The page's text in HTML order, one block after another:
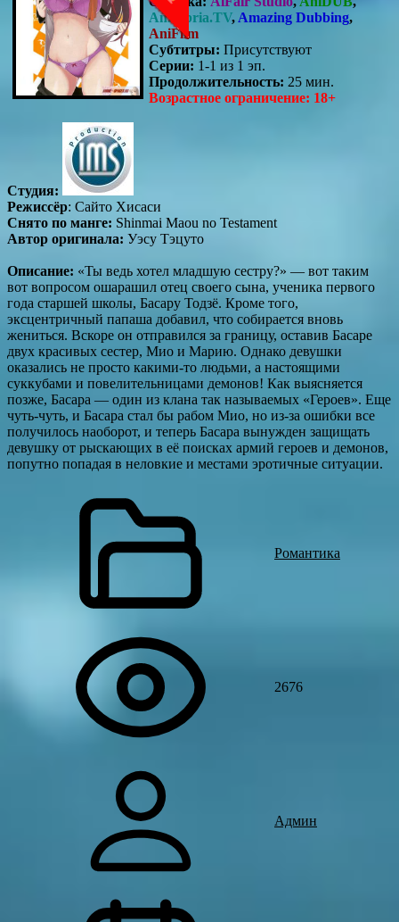
AniLibria.TV, Amazing Dubbing,
AniFilm
Субтитры: Присутствуют
Серии: 1-1 из 1 эп.
Продолжительность: 25 мин.
Возрастное ограничение: 18+
Студия:
Режиссёр: Сайто Хисаси
Снято по манге: Shinmai Maou no Testament
Автор оригинала: Уэсу Тэцуто
Описание: «Ты ведь хотел младшую сестру?» — вот таким
вот вопросом ошарашил отец своего сына, ученика первого
года старшей школы, Басару Тодзё. Кроме того,
эксцентричный папаша добавил, что собирается вновь
жениться. Вскоре он отправился за границу, оставив Басаре
двух красивых сестер, Мио и Марию. Однако девушки
оказались не просто какими-то людьми, а настоящими
суккубами и повелительницами демонов! Как выясняется
позже, Басара — один из клана так называемых «Героев». Еще
чуть-чуть, и Басара стал бы рабом Мио, но из-за ошибки все
получилось наоборот, и теперь Басара вынужден защищать
девушку от рыскающих в её поисках армий героев и демонов,
попутно попадая в неловкие и местами эротичные ситуации.
Романтика
2676
Админ